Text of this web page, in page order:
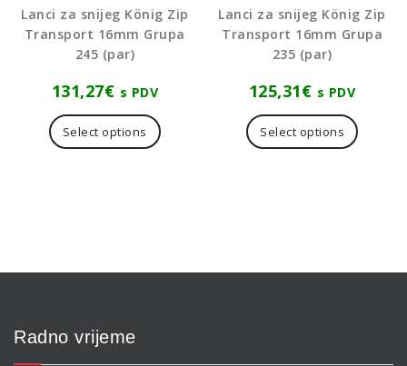
Lanci za snijeg König Zip
Transport 16mm Grupa
245 (par)
131,27€ s PDV
Select options
Lanci za snijeg König Zip
Transport 16mm Grupa
235 (par)
125,31€ s PDV
Select options
Radno vrijeme